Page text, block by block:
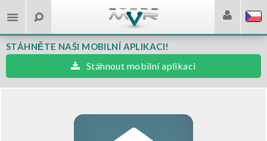
STÁHNĚTE NAŠI MOBILNÍ APLIKACI!
Stáhnout mobilní aplikaci